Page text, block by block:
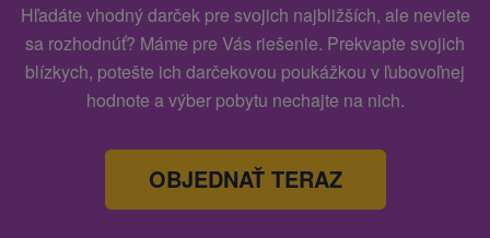
Hľadáte vhodný darček pre svojich najbližších, ale neviete
sa rozhodnúť? Máme pre Vás riešenie. Prekvapte svojich
blízkych, potešte ich darčekovou poukážkou v ľubovoľnej
hodnote a výber pobytu nechajte na nich.
OBJEDNAŤ TERAZ